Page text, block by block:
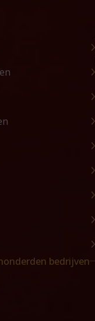
bedrijven